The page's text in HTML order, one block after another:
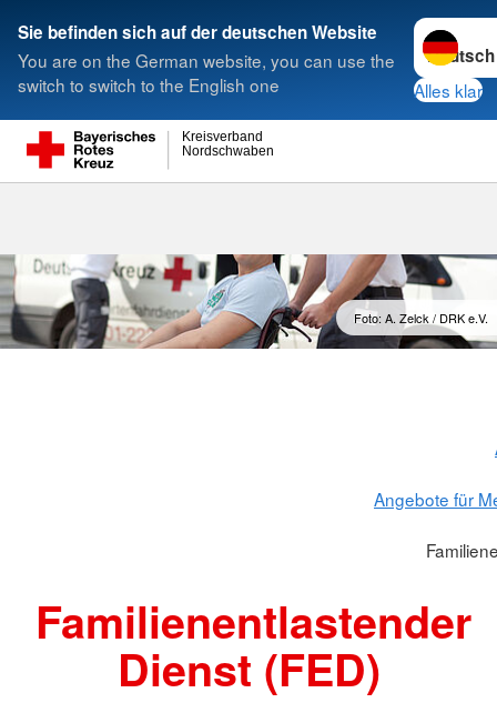
Sie befinden sich auf der deutschen Website
You are on the German website, you can use the
switch to switch to the English one
Sprache
Alles klar
Nordschwaben
Kreisverband
Suche
Foto: A. Zelck / DRK e.V.
Angebote für
Familienentlastender
Dienst (FED)